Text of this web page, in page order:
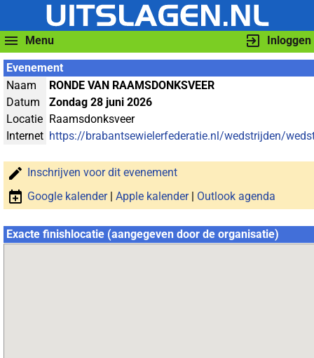
Menu Inloggen
Evenement
Naam
RONDE VAN RAAMSDONKSVEER
Datum
Zondag 28 juni 2026
Locatie Raamsdonksveer
Internet https://brabantsewielerfederatie.nl/wedstrijden/
Inschrijven voor dit evenement
Google kalender| Apple kalender| Outlook agenda
Exacte finishlocatie (aangegeven door de organisatie)